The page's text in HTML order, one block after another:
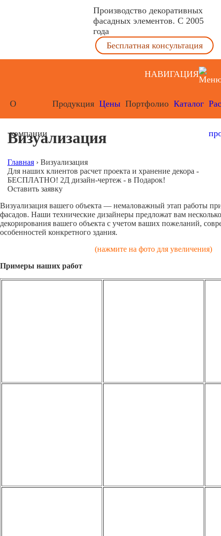
Производство декоративных
фасадных элементов. С 2005
года
Бесплатная консультация
НАВИГАЦИЯ
О
компании
Продукция Цены Портфолио Каталог
Визуализация
Главная › Визуализация
Для наших клиентов расчет проекта и хранение декора -
БЕСПЛАТНО! 2Д дизайн-чертеж - в Подарок!
Оставить заявку
Визуализация вашего объекта — немаловажный этап работы
фасадов. Наши технические дизайнеры предложат вам
декорирования вашего объекта с учетом ваших пожеланий,
особенностей конкретного здания.
(нажмите на фото для увеличения)
Примеры наших работ